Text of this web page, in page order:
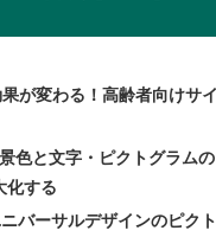
が変わる！高齢者向けサ
色と文字・ピクトグラム
化する
バーサルデザインのピク